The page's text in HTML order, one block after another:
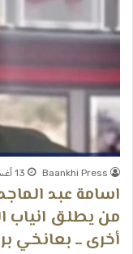
Baankhi Press 13 أغسطس، 2025
اسامة عبد
من يطلق انياب
أخرى ــ بعانخي